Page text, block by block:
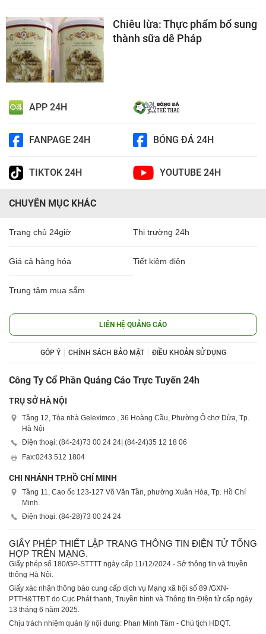
Chiêu lừa: Thực phẩm bổ sung
thành sữa dê Pháp
APP 24H
FANPAGE 24H BÓNG ĐÁ 24H
TIKTOK 24H YOUTUBE 24H
CHUYÊN MỤC KHÁC
Trang chủ 24giờ Thị trường 24h
Giá cả hàng hóa Tiết kiệm điện
Trung tâm mua sắm
LIÊN HỆ QUẢNG CÁO
GÓP Ý CHÍNH SÁCH BẢO MẬT ĐIỀU KHOẢN SỬ DỤNG
Công Ty Cổ Phần Quảng Cáo Trực Tuyến 24h
TRỤ SỞ HÀ NỘI
Tầng 12, Tòa nhà Geleximco , 36 Hoàng Cầu, Phường Ô chợ Dừa, Tp.
Hà Nội
Điện thoại: (84-24)73 00 24 24 | (84-24)35 12 18 06
Fax:0243 512 1804
CHI NHÁNH TP.HỒ CHÍ MINH
Tầng 11, Cao ốc 123-127 Võ Văn Tần, phường Xuân Hòa, Tp. Hồ Chí
Minh.
Điện thoại: (84-28)73 00 24 24
GIẤY PHÉP THIẾT LẬP TRANG THÔNG TIN ĐIỆN TỬ TỔNG
HỢP TRÊN MẠNG.
Giấy phép số 180/GP-STTTT ngày cấp 11/12/2024 - Sở thông tin và truyền
thông Hà Nội.
Giấy xác nhận thông báo cung cấp dịch vụ Mạng xã hội số 89 /GXN-
PTTH&TTĐT do Cục Phát thanh, Truyền hình và Thông tin Điện tử cấp ngày
13 tháng 6 năm 2025.
Chịu trách nhiệm quản lý nội dung: Phan Minh Tâm - Chủ tịch HĐQT.